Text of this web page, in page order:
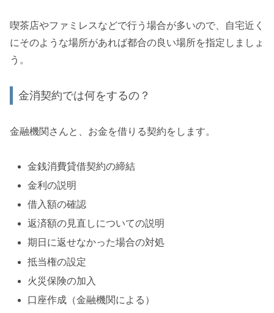
喫茶店やファミレスなどで行う場合が多いので、自宅近く
にそのような場所があれば都合の良い場所を指定しましょ
う。
金消契約では何をするの？
金融機関さんと、お金を借りる契約をします。
金銭消費貸借契約の締結
金利の説明
借入額の確認
返済額の見直しについての説明
期日に返せなかった場合の対処
抵当権の設定
火災保険の加入
口座作成（金融機関による）